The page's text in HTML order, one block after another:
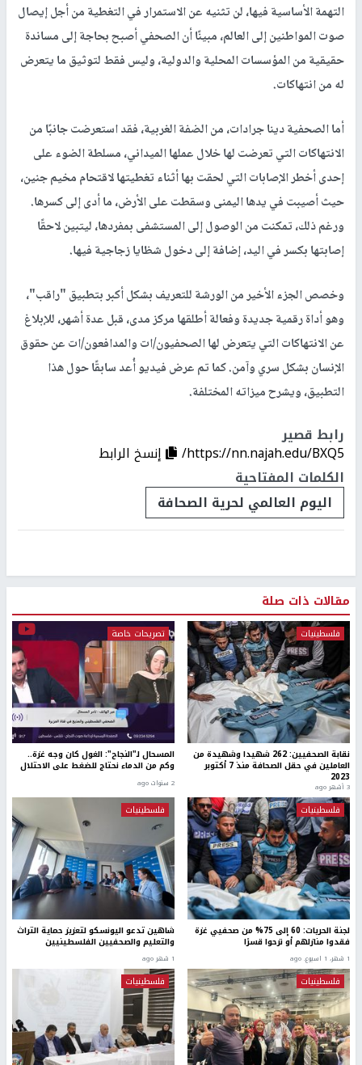
التهمة الأساسية فيها، لن تثنيه عن الاستمرار في التغطية من أجل إيصال
صوت المواطنين إلى العالم، مبينًا أن الصحفي أصبح بحاجة إلى مساندة
حقيقية من المؤسسات المحلية والدولية، وليس فقط لتوثيق ما يتعرض
له من انتهاكات.
أما الصحفية دينا جرادات، من الضفة الغربية، فقد استعرضت جانبًا من
الانتهاكات التي تعرضت لها خلال عملها الميداني، مسلطة الضوء على
إحدى أخطر الإصابات التي لحقت بها أثناء تغطيتها لاقتحام مخيم جنين،
حيث أصيبت في يدها اليمنى وسقطت على الأرض، ما أدى إلى كسرها.
ورغم ذلك، تمكنت من الوصول إلى المستشفى بمفردها، ليتبين لاحقًا
إصابتها بكسر في اليد، إضافة إلى دخول شظايا زجاجية فيها.
وخصص الجزء الأخير من الورشة للتعريف بشكل أكبر بتطبيق "راقب"،
وهو أداة رقمية جديدة وفعالة أطلقها مركز مدى، قبل عدة أشهر، للإبلاغ
عن الانتهاكات التي يتعرض لها الصحفيون/ات والمدافعون/ات عن حقوق
الإنسان بشكل سري وآمن. كما تم عرض فيديو أُعد سابقًا حول هذا
التطبيق، ويشرح ميزاته المختلفة.
رابط قصير
https://nn.najah.edu/BXQ5/
إنسخ الرابط
الكلمات المفتاحية
اليوم العالمي لحرية الصحافة
مقالات ذات صلة
فلسطينيات
نقابة الصحفيين: 262 شهيدا وشهيدة من
العاملين في حقل الصحافة منذ 7 أكتوبر
2023
3 أشهر ago
تصريحات خاصة
المسحال لـ"النجاح": الغول كان وجه غزة..
وكم من الدماء نحتاج للضغط على الاحتلال
2 سنوات ago
فلسطينيات
لجنة الحريات: 60 إلى 75% من صحفيي غزة
فقدوا منازلهم أو نزحوا قسرًا
1 شهر، 1 اسبوع. ago
فلسطينيات
شاهين تدعو اليونسكو لتعزيز حماية التراث
والتعليم والصحفيين الفلسطينيين
1 شهر ago
فلسطينيات فلسطينيات